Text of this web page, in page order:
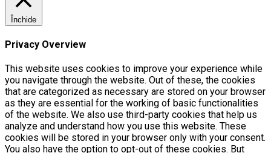
Închide
Privacy Overview
This website uses cookies to improve your experience while
you navigate through the website. Out of these, the cookies
that are categorized as necessary are stored on your browser
as they are essential for the working of basic functionalities
of the website. We also use third-party cookies that help us
analyze and understand how you use this website. These
cookies will be stored in your browser only with your consent.
You also have the option to opt-out of these cookies. But